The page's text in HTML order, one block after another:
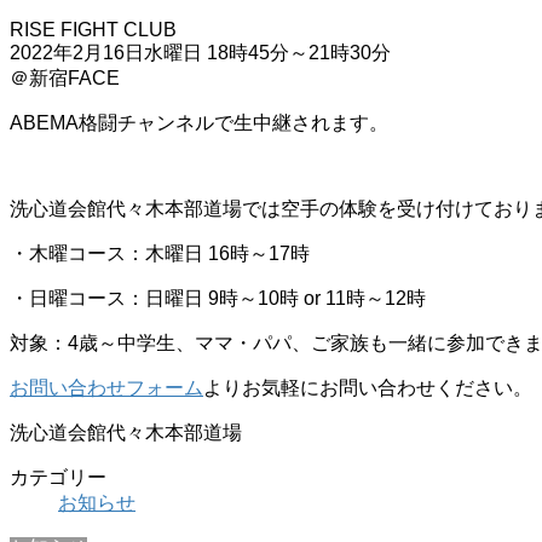
RISE FIGHT CLUB
2022年2月16日水曜日 18時45分～21時30分
＠新宿FACE
ABEMA格闘チャンネルで生中継されます。
洗心道会館代々木本部道場では空手の体験を受け付けており
・木曜コース：木曜日 16時～17時
・日曜コース：日曜日 9時～10時 or 11時～12時
対象：4歳～中学生、ママ・パパ、ご家族も一緒に参加でき
お問い合わせフォーム よりお気軽にお問い合わせください。
洗心道会館代々木本部道場
カテゴリー
お知らせ